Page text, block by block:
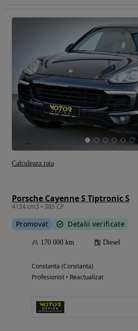
Porsche Cayenne S Tiptronic S
4134 cm3 • 385 CP
Promovat Detalii verificate
170 000 km Diesel
Constanta (Constanta)
Profesionist • Reactualizat
Calculeaza rata